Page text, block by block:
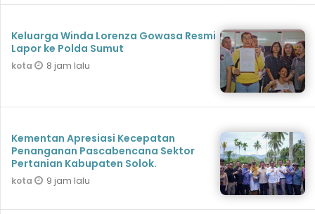
Keluarga Winda Lorenza Gowasa Resmi
Lapor ke Polda Sumut
kota 8 jam lalu
Kementan Apresiasi Kecepatan
Penanganan Pascabencana Sektor
Pertanian Kabupaten Solok.
kota 9 jam lalu